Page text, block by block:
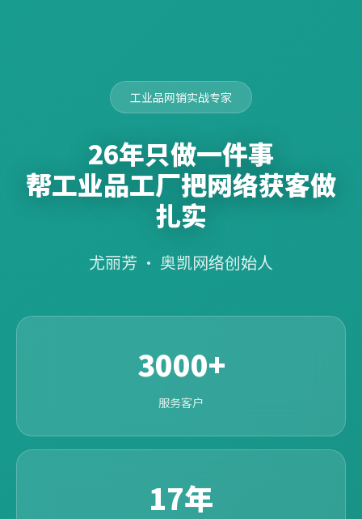
工业品网销实战专家
26年只做一件事
帮工业品工厂把网络获客做
扎实
尤丽芳 · 奥凯网络创始人
3000+
服务客户
17年